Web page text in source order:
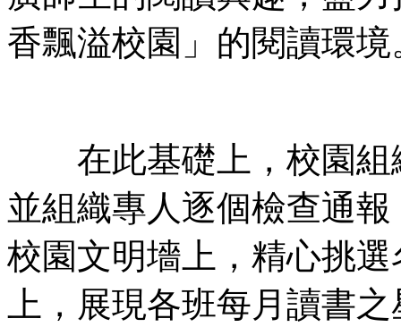
香飄溢校園」的閱讀環境
在此基礎上，校園組
並組織專人逐個檢查通
校園文明墻上，精心挑
上，展現各班每月讀書